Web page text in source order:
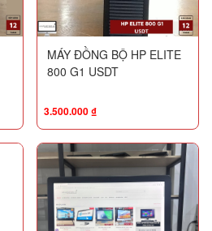
MÁY ĐỒNG BỘ HP ELITE
800 G1 USDT
3.500.000₫